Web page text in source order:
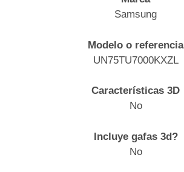
Samsung
Modelo o referencia
UN75TU7000KXZL
Características 3D
No
Incluye gafas 3d?
No